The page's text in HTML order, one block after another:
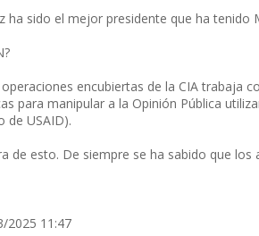
ha sido el mejor presidente que ha tenido
encubiertas de la CIA trabaja
para manipular a la Opinión Pública
de USAID).
de esto. De siempre se ha sabido que
2025 11:47